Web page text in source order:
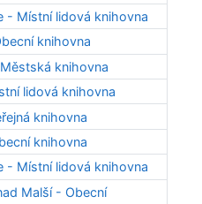
- Místní lidová knihovna
knihovna
knihovna
lidová knihovna
knihovna
knihovna
- Místní lidová knihovna
Malší - Obecní